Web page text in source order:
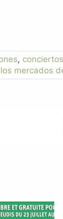
,
los mercados